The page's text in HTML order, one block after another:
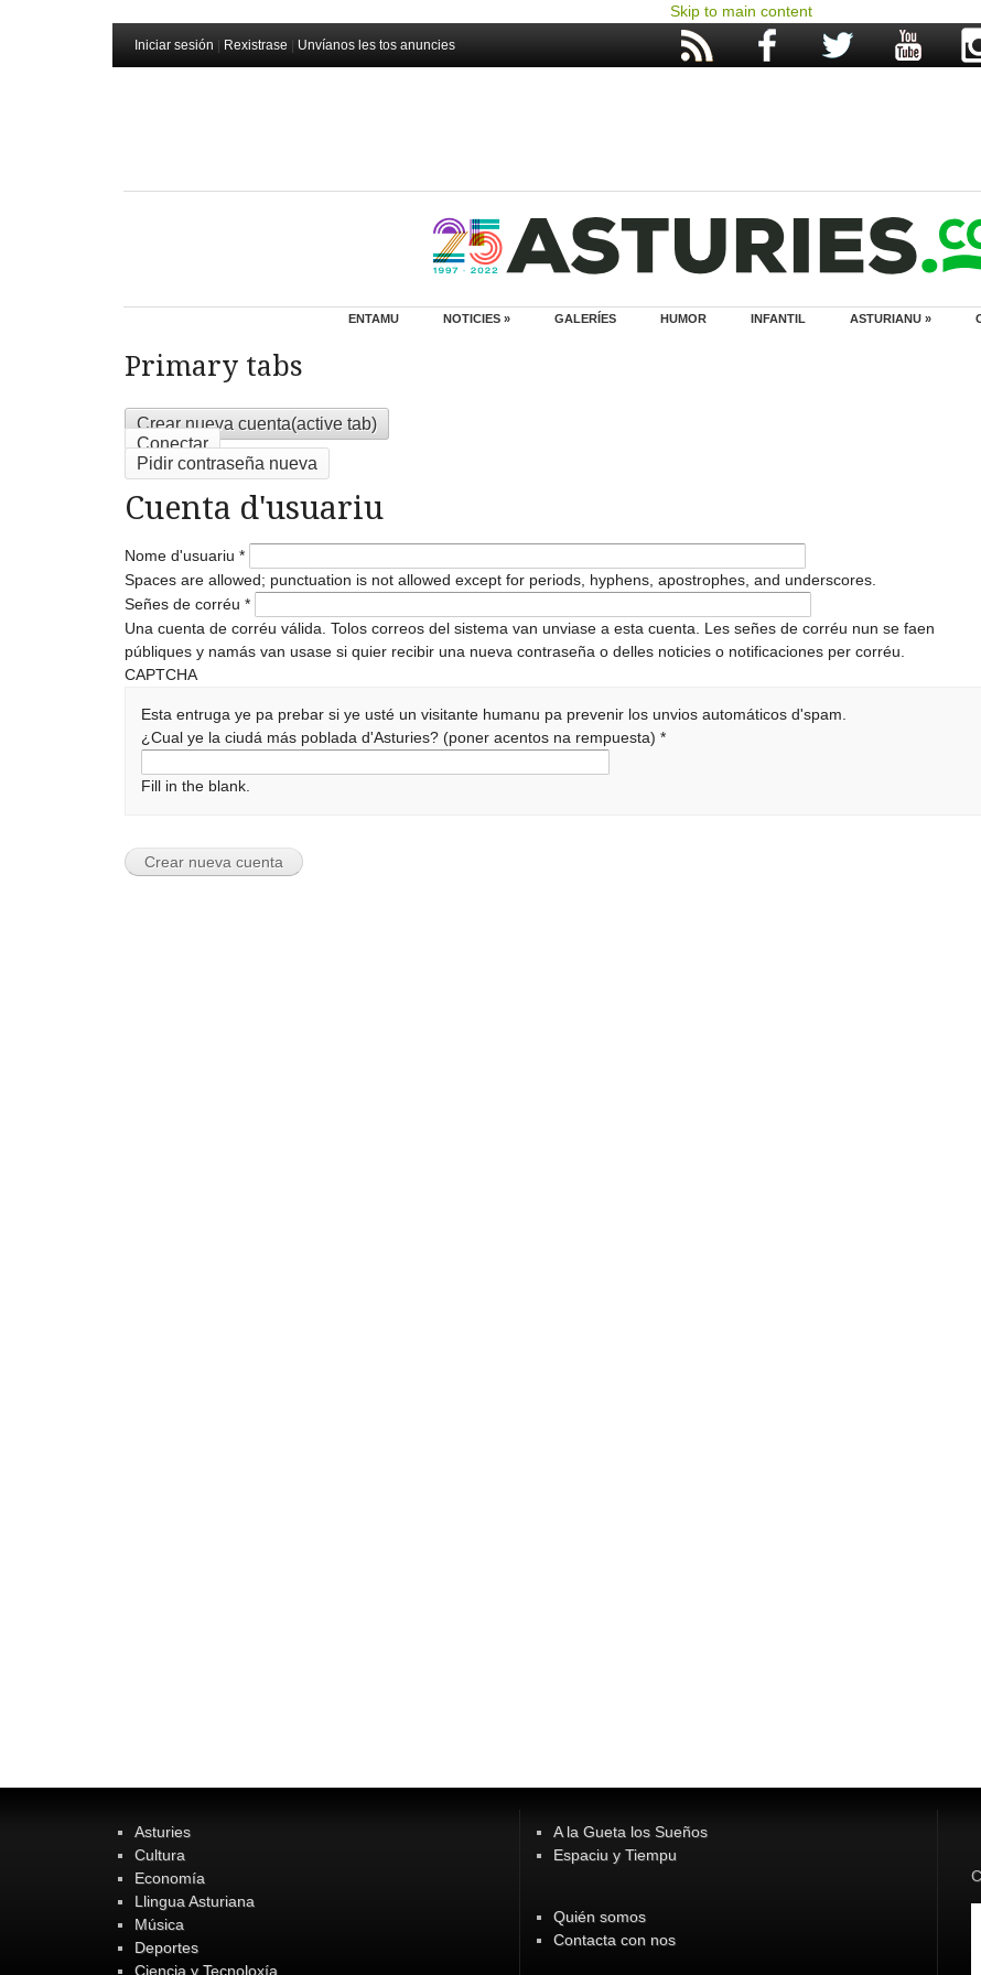
Skip to main content
Iniciar sesión Rexistrase Unvíanos les tos anuncies
ENTAMU NOTICIES » GALERÍES HUMOR INFANTIL ASTURIANU »
Primary tabs
Crear nueva cuenta(active tab)
Conectar
Pidir contraseña nueva
Cuenta d'usuariu
Nome d'usuariu *
Spaces are allowed; punctuation is not allowed except for periods, hyphens, apostrophes, and underscores.
Señes de corréu *
Una cuenta de corréu válida. Tolos correos del sistema van unviase a esta cuenta. Les señes de corréu nun se faen
públiques y namás van usase si quier recibir una nueva contraseña o delles noticies o notificaciones per corréu.
CAPTCHA
Esta entruga ye pa prebar si ye usté un visitante humanu pa prevenir los unvios automáticos d'spam.
¿Cual ye la ciudá más poblada d'Asturies? (poner acentos na rempuesta)*
Fill in the blank.
Asturies
Cultura
Economía
Llingua Asturiana
Música
Deportes
Ciencia y Tecnoloxía
A la Gueta los Sueños
Espaciu y Tiempu
Quién somos
Contacta con nos